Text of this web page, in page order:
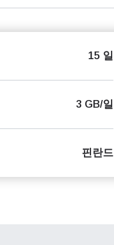
15 일
3 GB/일
핀란드